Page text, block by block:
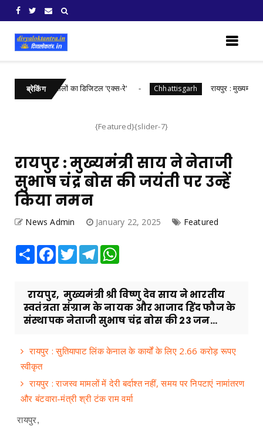
ब्रेकिंग
में खरीफ फसलों का डिजिटल 'एक्स-रे' Chhattisgarh रायपुर : मुख्यमंत्री
{Featured}{slider-7}
रायपुर : मुख्यमंत्री साय ने नेताजी
सुभाष चंद्र बोस की जयंती पर उन्हें
किया नमन
News Admin January 22, 2025 Featured
Share Facebook
TwitterTelegram
रायपुर, मुख्यमंत्री श्री विष्णु देव साय ने भारतीय
स्वतंत्रता संग्राम के नायक और आजाद हिंद फौज के
संस्थापक नेताजी सुभाष चंद्र बोस की 23 जन...
रायपुर : सुतियापाट लिंक केनाल के कार्यों के लिए 2.66 करोड़ रूपए
स्वीकृत
रायपुर : राजस्व मामलों में देरी बर्दाश्त नहीं, समय पर निपटाएं नामांतरण
और बंटवारा-मंत्री श्री टंक राम वर्मा
रायपुर,